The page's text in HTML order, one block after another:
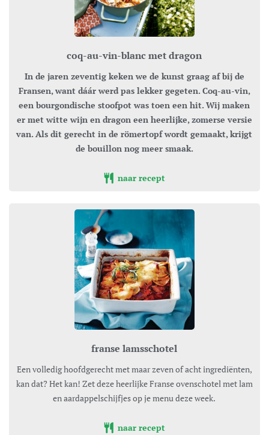
coq-au-vin-blanc met dragon
In de jaren zeventig keken we de kunst graag af bij de
Fransen, want dáár werd pas lekker gegeten. Coq-au-vin,
een bourgondische stoofpot was toen een hit. Wij maken
er met witte wijn en dragon een heerlijke, zomerse versie
van. Als dit gerecht in de römertopf wordt gemaakt, krijgt
de bouillon nog meer smaak.
naar recept
franse lamsschotel
Een volledig hoofdgerecht met maar zeven of acht ingrediënten,
kan dat? Het kan! Zet deze heerlijke Franse ovenschotel met lam
en aardappelschijfjes op je menu deze week.
naar recept